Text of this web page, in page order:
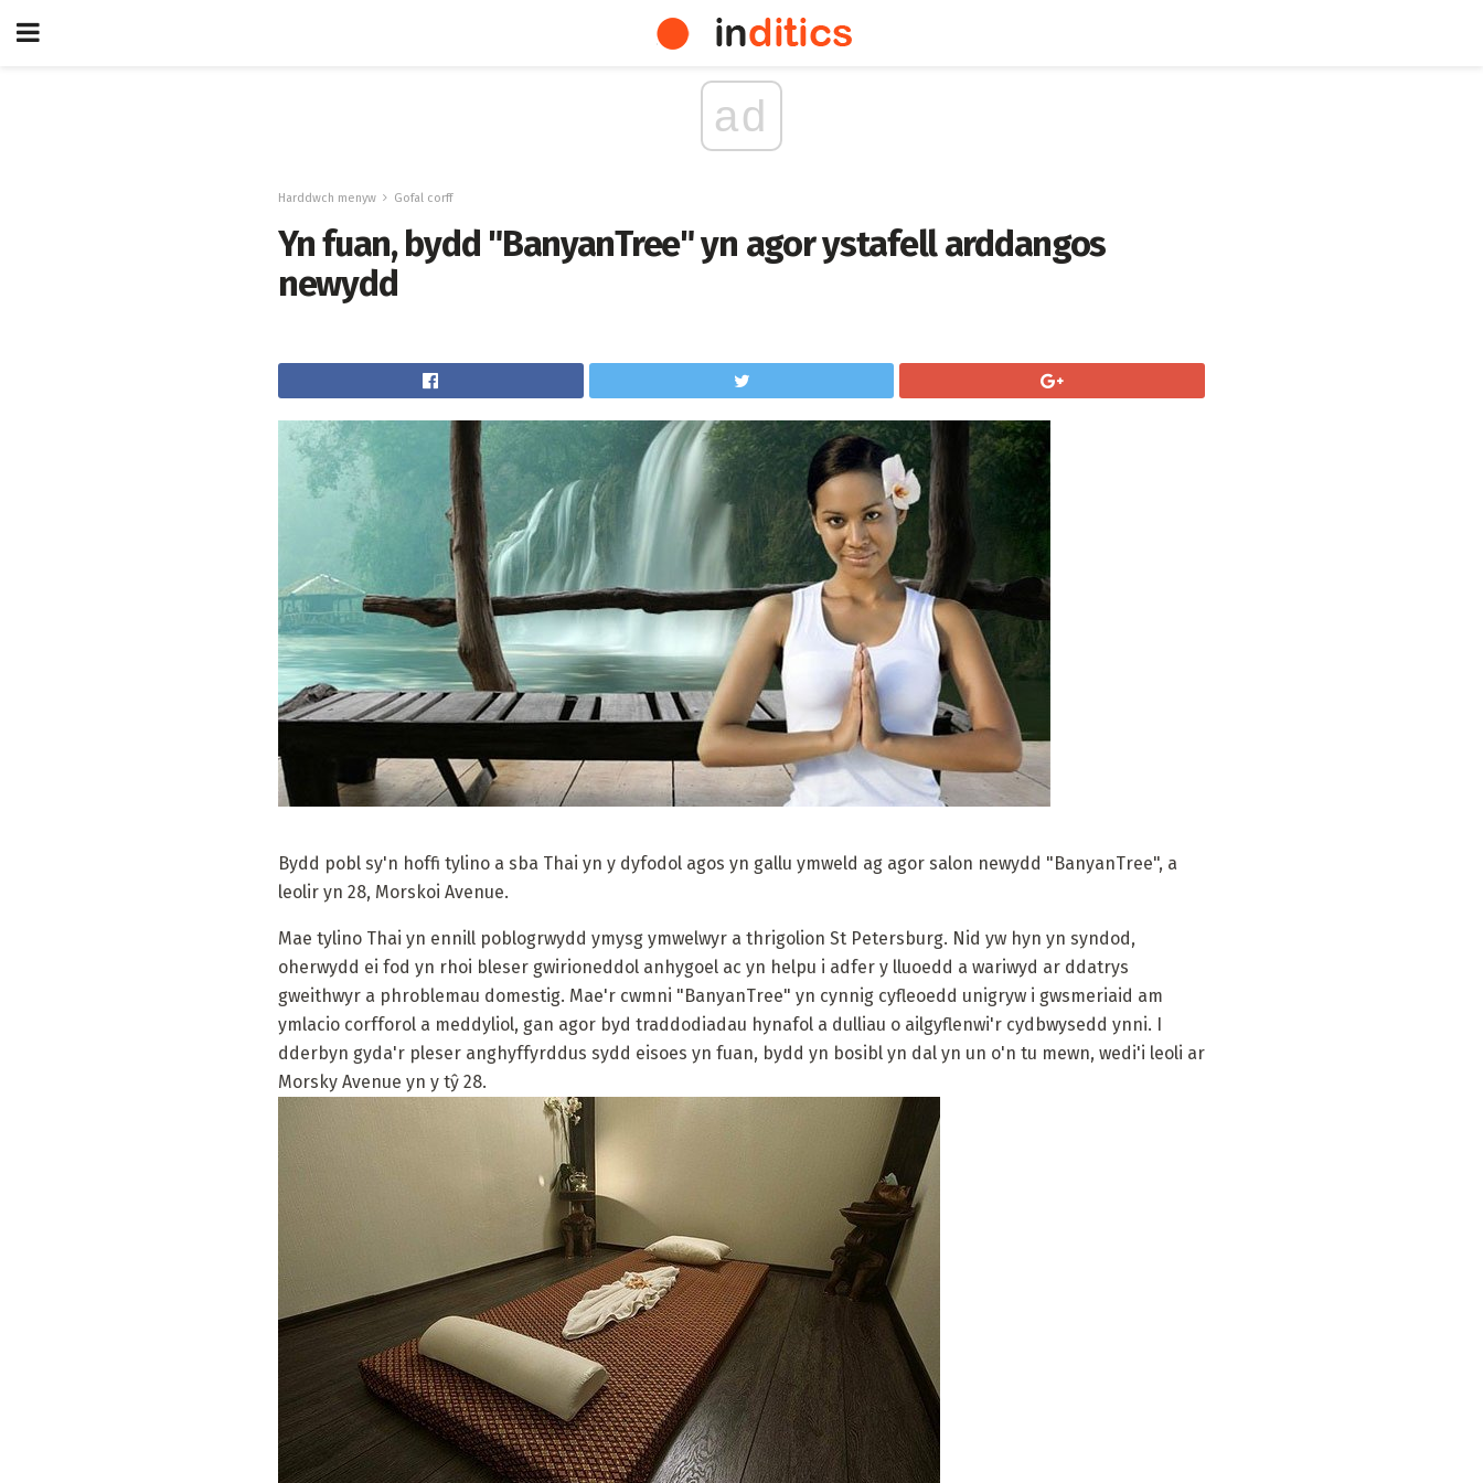
ad
Harddwch menyw Gofal corff
Yn fuan, bydd "BanyanTree" yn agor ystafell arddangos
newydd
Bydd pobl sy'n hoffi tylino a sba Thai yn y dyfodol agos yn gallu ymweld ag agor salon newydd "BanyanTree", a
leolir yn 28, Morskoi Avenue.
Mae tylino Thai yn ennill poblogrwydd ymysg ymwelwyr a thrigolion St Petersburg. Nid yw hyn yn syndod,
oherwydd ei fod yn rhoi bleser gwirioneddol anhygoel ac yn helpu i adfer y lluoedd a wariwyd ar ddatrys
gweithwyr a phroblemau domestig. Mae'r cwmni "BanyanTree" yn cynnig cyfleoedd unigryw i gwsmeriaid am
ymlacio corfforol a meddyliol, gan agor byd traddodiadau hynafol a dulliau o ailgyflenwi'r cydbwysedd ynni. I
dderbyn gyda'r pleser anghyffyrddus sydd eisoes yn fuan, bydd yn bosibl yn dal yn un o'n tu mewn, wedi'i leoli ar
Morsky Avenue yn y tŷ 28.